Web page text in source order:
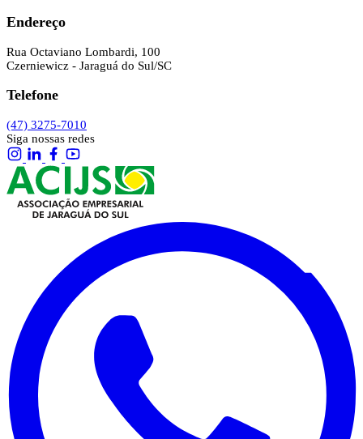
Endereço
Rua Octaviano Lombardi, 100
Czerniewicz - Jaraguá do Sul/SC
Telefone
(47) 3275-7010
Siga nossas redes